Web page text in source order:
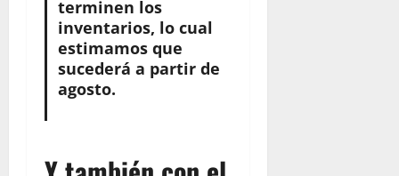
terminen los
inventarios, lo cual
estimamos que
sucederá a partir de
agosto.